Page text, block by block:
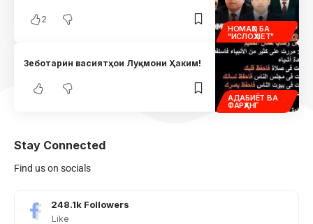
НОМАҲО БА
"ИСЛОҲ.НЕТ"
2
АДАБИЁТ ВА
ФАРҲАНГ
Зеботарин васиятҳои Луқмони Ҳаким!
Stay Connected
Find us on socials
248.1k Followers
Like